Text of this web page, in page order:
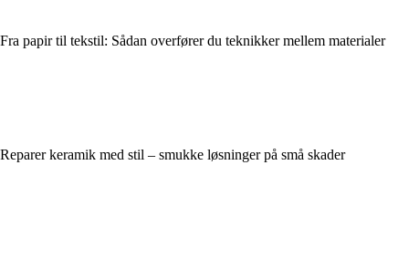
Fra papir til tekstil: Sådan overfører du teknikker mellem materialer
Reparer keramik med stil – smukke løsninger på små skader